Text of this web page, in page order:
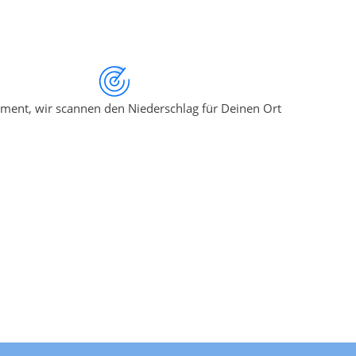
wir scannen den Niederschlag für Deinen Ort